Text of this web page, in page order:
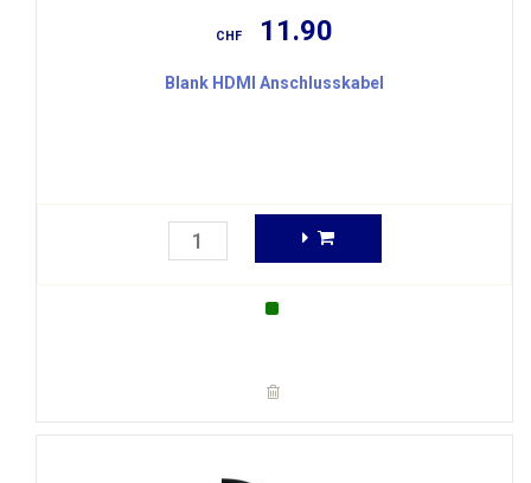
CHF 11.90
Blank HDMI Anschlusskabel